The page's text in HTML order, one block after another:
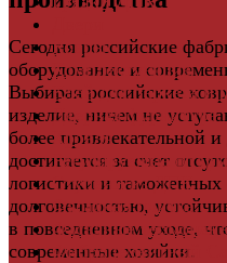
Сегодня российские
оборудование и
Выбирая российские
изделие, ничем не
более привлекательной
достигается за счет
логистики и таможенных
долговечностью,
в повседневном уходе,
современные хозяйки.
Ковры
Комплектующие
Клей для паркета и
Дверная фурнитура
Кровля
Регулируемые опоры
Ступени из ДПК
Фасадная плитка
Фасадные
Фиброцементный